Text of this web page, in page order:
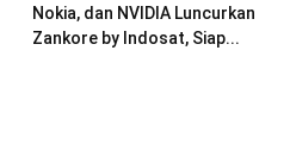
Nokia, dan NVIDIA Luncurkan
Zankore by Indosat, Siap...